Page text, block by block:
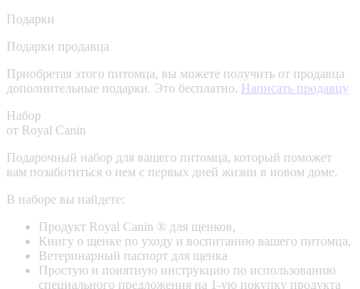
Подарки
Подарки продавца
Приобретая этого питомца, вы можете получить от продавца
дополнительные подарки. Это бесплатно. Написать продавцу
Набор
от Royal Canin
Подарочный набор для вашего питомца, который поможет
вам позаботиться о нем с первых дней жизни в новом доме.
В наборе вы найдете:
Продукт Royal Canin ® для щенков,
Книгу о щенке по уходу и воспитанию вашего питомца,
Ветеринарный паспорт для щенка
Простую и понятную инструкцию по использованию
специального предложения на 1-ую покупку продукта